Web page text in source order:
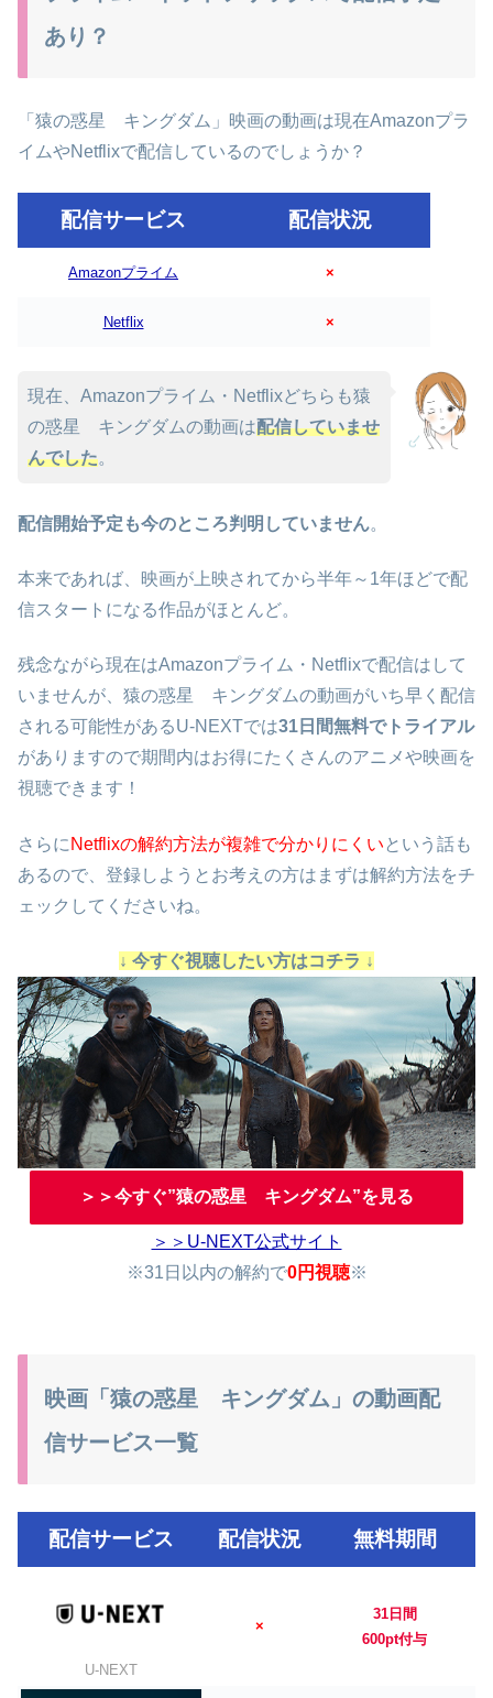
あり？
「猿の惑星 キングダム」映画の動画は現在Amazonプラ
イムやNetflixで配信しているのでしょうか？
配信サービス 配信状況
Amazonプライム ×
Netflix ×
現在、Amazonプライム・Netflixどちらも猿
の惑星 キングダムの動画は配信していませ
んでした。
配信開始予定も今のところ判明していません。
本来であれば、映画が上映されてから半年～1年ほどで配
信スタートになる作品がほとんど。
残念ながら現在はAmazonプライム・Netflixで配信はして
いませんが、猿の惑星 キングダムの動画がいち早く配信
される可能性があるU-NEXTでは31日間無料でトライアル
がありますので期間内はお得にたくさんのアニメや映画を
視聴できます！
さらに Netflixの解約方法が複雑で分かりにくい という話も
あるので、登録しようとお考えの方はまずは解約方法をチ
ェックしてくださいね。
↓ 今すぐ視聴したい方はコチラ ↓
＞＞今すぐ”猿の惑星 キングダム”を見る
＞＞U-NEXT公式サイト
※31日以内の解約で0円視聴※
映画「猿の惑星 キングダム」の動画配
信サービス一覧
配信サービス 配信状況 無料期間
U-NEXT
×
31日間
600pt付与